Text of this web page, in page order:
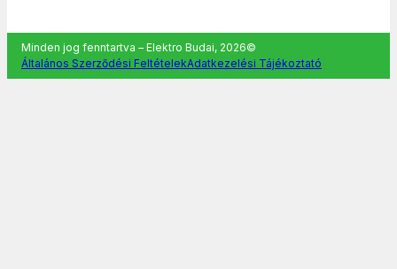
Minden jog fenntartva – Elektro Budai, 2026©
Általános Szerződési FeltételekAdatkezelési Tájékoztató